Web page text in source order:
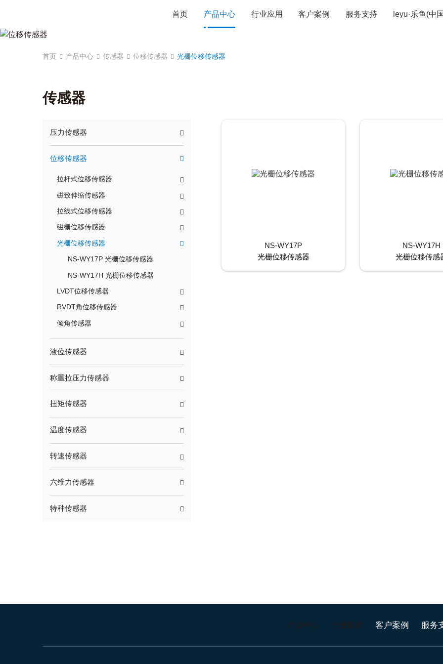
首页 产品中心 行业应用 客户案例 服务支持 leyu·乐鱼(中
首页 产品中心 传感器 位移传感器 光栅位移传感器
传感器
压力传感器
位移传感器
拉杆式位移传感器
磁致伸缩传感器
拉线式位移传感器
磁栅位移传感器
光栅位移传感器
NS-WY17P 光栅位移传感器
NS-WY17H 光栅位移传感器
LVDT位移传感器
RVDT角位移传感器
倾角传感器
液位传感器
称重拉压力传感器
扭矩传感器
温度传感器
转速传感器
六维力传感器
特种传感器
NS-WY17P
光栅位移传感器
NS-WY17H
光栅位移传感
产品中心 行业应用 客户案例 服务